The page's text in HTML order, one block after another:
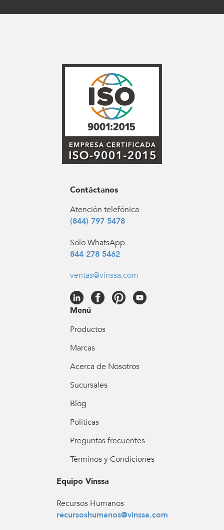
Contáctanos
Atención telefónica
(844) 797 5478
Solo WhatsApp
844 278 5462
ventas@vinssa.com
Menú
Productos
Marcas
Acerca de Nosotros
Sucursales
Blog
Políticas
Preguntas frecuentes
Términos y Condiciones
Equipo Vinssa
Recursos Humanos
recursoshumanos@vinssa.com